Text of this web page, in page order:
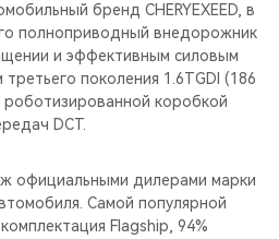
бренд CHERYEXEED, в
полноприводный внедорожник
и эффективным силовым
поколения 1.6TGDI (186
роботизированной коробкой
DCT.
официальными дилерами марки
Самой популярной
Flagship, 94%